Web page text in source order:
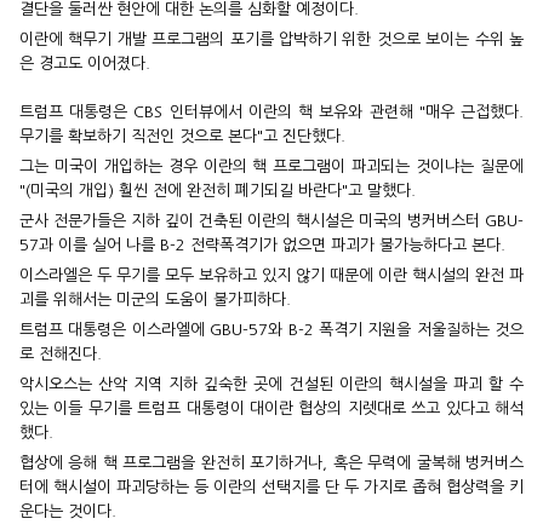
결단을 둘러싼 현안에 대한 논의를 심화할 예정이다.
이란에 핵무기 개발 프로그램의 포기를 압박하기 위한 것으로 보이는 수위 높
은 경고도 이어졌다.
트럼프 대통령은 CBS 인터뷰에서 이란의 핵 보유와 관련해 "매우 근접했다.
무기를 확보하기 직전인 것으로 본다"고 진단했다.
그는 미국이 개입하는 경우 이란의 핵 프로그램이 파괴되는 것이냐는 질문에
"(미국의 개입) 훨씬 전에 완전히 폐기되길 바란다"고 말했다.
군사 전문가들은 지하 깊이 건축된 이란의 핵시설은 미국의 벙커버스터 GBU-
57과 이를 실어 나를 B-2 전략폭격기가 없으면 파괴가 불가능하다고 본다.
이스라엘은 두 무기를 모두 보유하고 있지 않기 때문에 이란 핵시설의 완전 파
괴를 위해서는 미군의 도움이 불가피하다.
트럼프 대통령은 이스라엘에 GBU-57와 B-2 폭격기 지원을 저울질하는 것으
로 전해진다.
악시오스는 산악 지역 지하 깊숙한 곳에 건설된 이란의 핵시설을 파괴 할 수
있는 이들 무기를 트럼프 대통령이 대이란 협상의 지렛대로 쓰고 있다고 해석
했다.
협상에 응해 핵 프로그램을 완전히 포기하거나, 혹은 무력에 굴복해 벙커버스
터에 핵시설이 파괴당하는 등 이란의 선택지를 단 두 가지로 좁혀 협상력을 키
운다는 것이다.